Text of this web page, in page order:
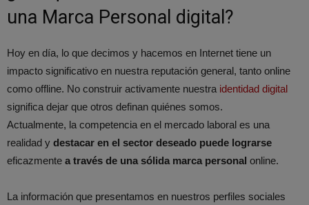
una Marca Personal digital?
Hoy en día, lo que decimos y hacemos en Internet tiene un
impacto significativo en nuestra reputación general, tanto online
como offline. No construir activamente nuestra identidad digital
significa dejar que otros definan quiénes somos.
Actualmente, la competencia en el mercado laboral es una
realidad y destacar en el sector deseado puede lograrse
eficazmente a través de una sólida marca personal online.
La información que presentamos en nuestros perfiles sociales